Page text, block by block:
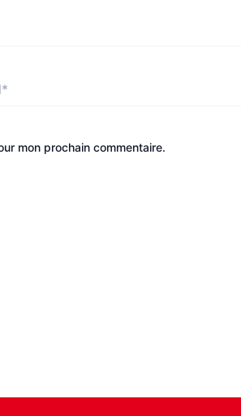
mon prochain commentaire.